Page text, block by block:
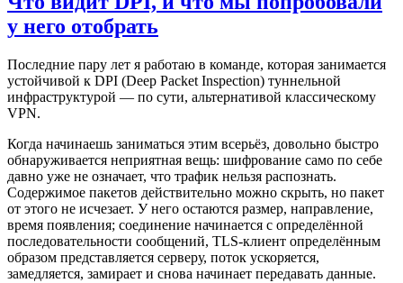
у него отобрать
Последние пару лет я работаю в команде, которая занимается
устойчивой к DPI (Deep Packet Inspection) туннельной
инфраструктурой — по сути, альтернативой классическому
VPN.
Когда начинаешь заниматься этим всерьёз, довольно быстро
обнаруживается неприятная вещь: шифрование само по себе
давно уже не означает, что трафик нельзя распознать.
Содержимое пакетов действительно можно скрыть, но пакет
от этого не исчезает. У него остаются размер, направление,
время появления; соединение начинается с определённой
последовательности сообщений, TLS-клиент определённым
образом представляется серверу, поток ускоряется,
замедляется, замирает и снова начинает передавать данные.